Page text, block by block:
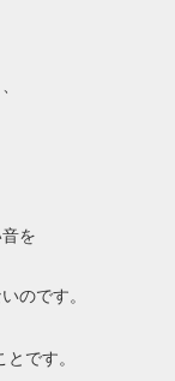
を
のです。
とです。